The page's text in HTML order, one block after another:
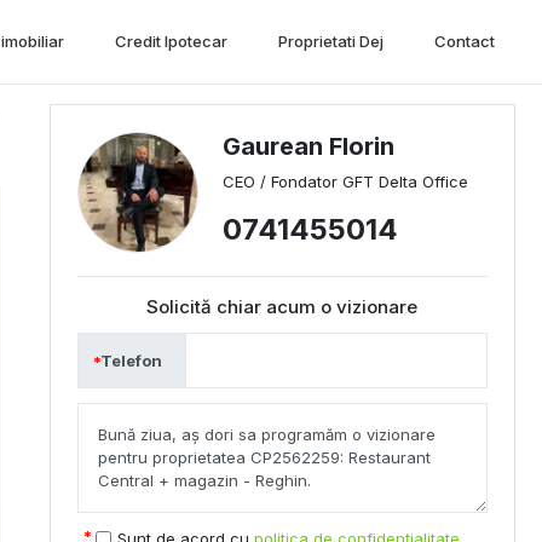
Credit Ipotecar Proprietati Dej Contact
Gaurean Florin
CEO / Fondator GFT Delta Office
0741455014
Solicită chiar acum o vizionare
Telefon